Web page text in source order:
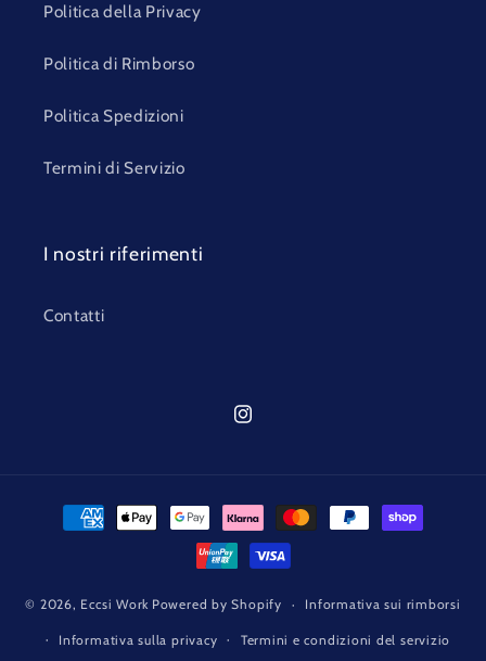
Politica della Privacy
Politica di Rimborso
Politica Spedizioni
Termini di Servizio
I nostri riferimenti
Contatti
Instagram
Metodi
© 2026, Eccsi Work Powered by Shopify Informativa sui rimborsi
Informativa sulla privacy Termini e condizioni del servizio